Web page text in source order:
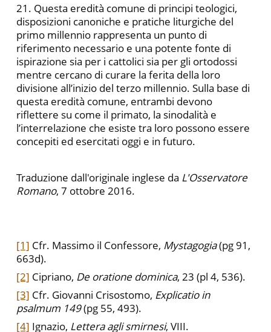
21. Questa eredità comune di principi teologici,
disposizioni canoniche e pratiche liturgiche del
primo millennio rappresenta un punto di
riferimento necessario e una potente fonte di
ispirazione sia per i cattolici sia per gli ortodossi
mentre cercano di curare la ferita della loro
divisione all’inizio del terzo millennio. Sulla base di
questa eredità comune, entrambi devono
riflettere su come il primato, la sinodalità e
l’interrelazione che esiste tra loro possono essere
concepiti ed esercitati oggi e in futuro.
Traduzione dall'originale inglese da L'Osservatore
Romano, 7 ottobre 2016.
[1] Cfr. Massimo il Confessore, Mystagogia(pg 91,
663d).
[2] Cipriano, De oratione dominica, 23 (pl 4, 536).
[3] Cfr. Giovanni Crisostomo, Explicatio in
psalmum 149(pg 55, 493).
[4] Ignazio, Lettera agli smirnesi, VIII.